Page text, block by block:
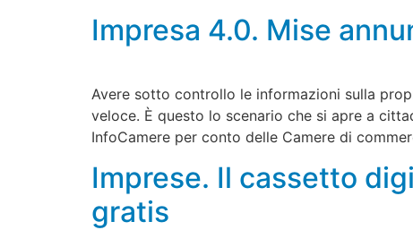
Impresa 4.0. Mise
Avere sotto controllo le informazioni sulla
veloce. È questo lo scenario che si apre a
InfoCamere per conto delle Camere di
Imprese. Il cassetto
gratis